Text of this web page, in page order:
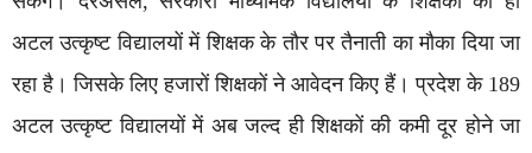
अटल उत्कृष्ट विद्यालयों में शिक्षक के तौर पर तैनाती का मौका दिया जा
रहा है। जिसके लिए हजारों शिक्षकों ने आवेदन किए हैं। प्रदेश के 189
अटल उत्कृष्ट विद्यालयों में अब जल्द ही शिक्षकों की कमी दूर होने जा